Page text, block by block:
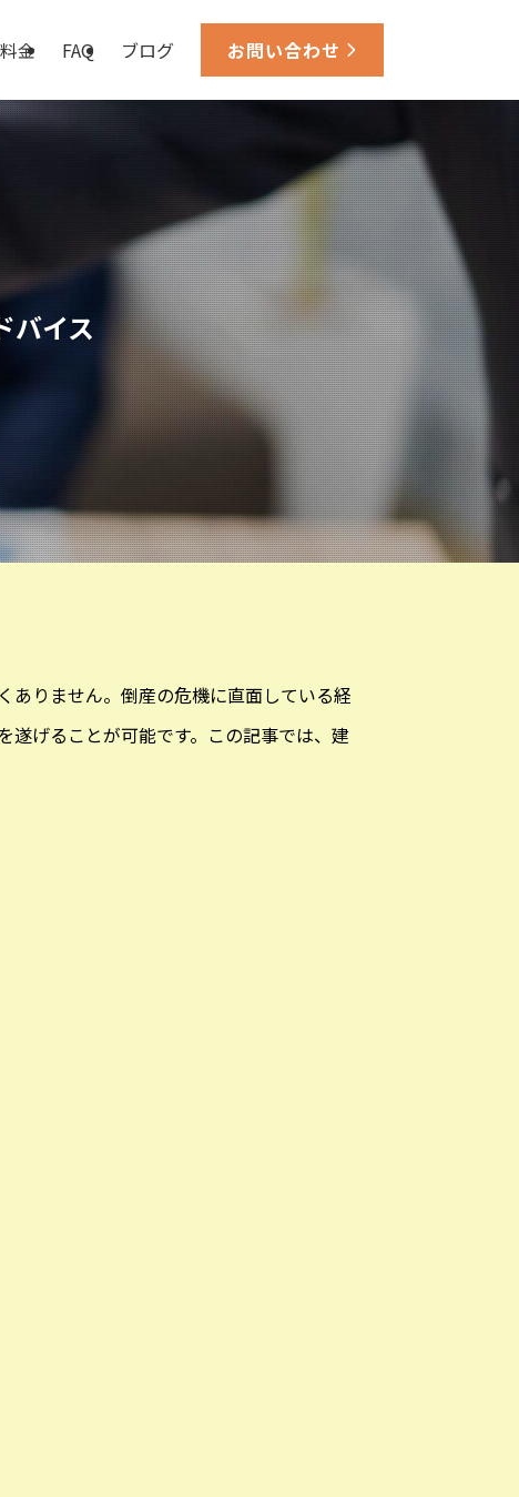
料金 FAQ ブログ お問い合わせ
バイス
ありません。倒産の危機に直面している経
遂げることが可能です。この記事では、建